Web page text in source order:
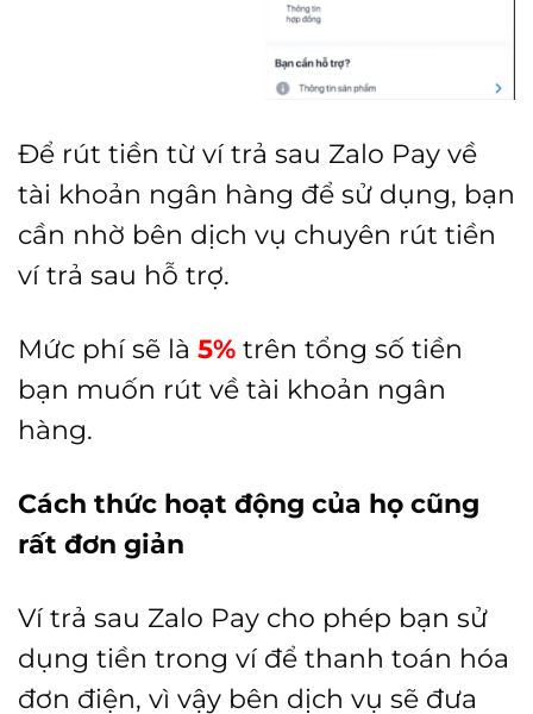
Để rút tiền từ ví trả sau Zalo Pay về
tài khoản ngân hàng để sử dụng, bạn
cần nhờ bên dịch vụ chuyên rút tiền
ví trả sau hỗ trợ.
Mức phí sẽ là 5% trên tổng số tiền
bạn muốn rút về tài khoản ngân
hàng.
Cách thức hoạt động của họ cũng
rất đơn giản
Ví trả sau Zalo Pay cho phép bạn sử
dụng tiền trong ví để thanh toán hóa
đơn điện, vì vậy bên dịch vụ sẽ đưa